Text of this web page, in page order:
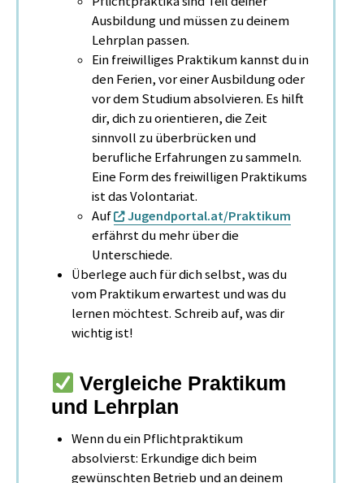
Ausbildung und müssen zu deinem
Lehrplan passen.
Ein freiwilliges Praktikum kannst du in
den Ferien, vor einer Ausbildung oder
vor dem Studium absolvieren. Es hilft
dir, dich zu orientieren, die Zeit
sinnvoll zu überbrücken und
berufliche Erfahrungen zu sammeln.
Eine Form des freiwilligen Praktikums
ist das Volontariat.
Auf
Jugendportal.at/Praktikum
erfährst du mehr über die
Unterschiede.
Überlege auch für dich selbst, was du
vom Praktikum erwartest und was du
lernen möchtest. Schreib auf, was dir
wichtig ist!
Vergleiche Praktikum
und Lehrplan
Wenn du ein Pflichtpraktikum
absolvierst: Erkundige dich beim
gewünschten Betrieb und an deinem